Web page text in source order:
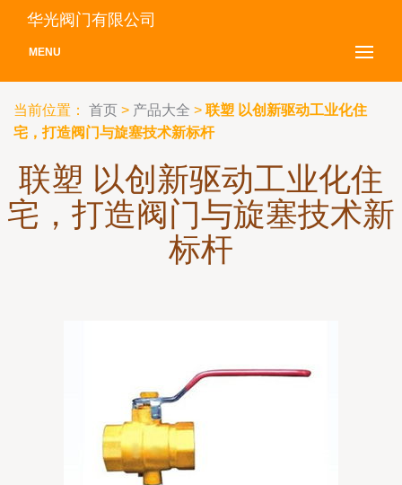
华光阀门有限公司
MENU
当前位置： 首页 > 产品大全 > 联塑 以创新驱动工业化住
宅，打造阀门与旋塞技术新标杆
联塑 以创新驱动工业化住
宅，打造阀门与旋塞技术新
标杆